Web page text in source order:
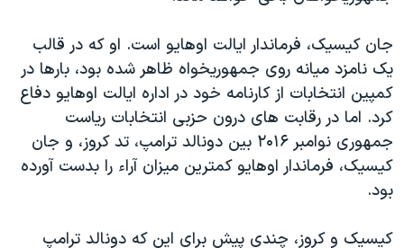
سفر پرزیدنت ترامپ به چین
جان کیسیک، فرماندار ایالت اوهایو است. او که در قالب
یک نامزد میانه روی جمهوریخواه ظاهر شده بود، بارها در
کمپین انتخابات از کارنامه خود در اداره ایالت اوهایو دفاع
کرد. اما در رقابت های درون حزبی انتخابات ریاست
جمهوری نوامبر ۲۰۱۶ بین دونالد ترامپ، تد کروز، و جان
کیسیک، فرماندار اوهایو کمترین میزان آراء را بدست آورده
بود.
کیسیک و کروز، چندی پیش برای این که دونالد ترامپ